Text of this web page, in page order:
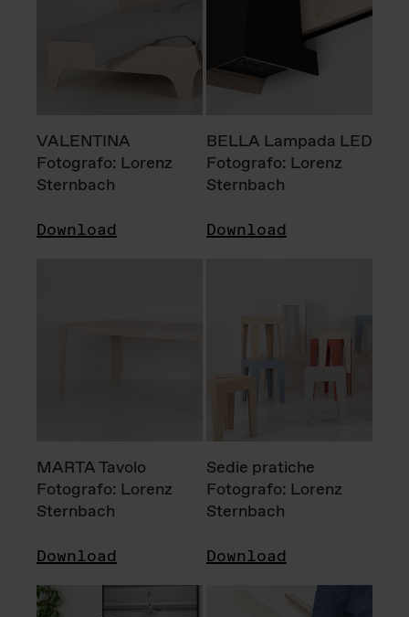
VALENTINA
Fotografo: Lorenz
Sternbach
Download
BELLA Lampada LED
Fotografo: Lorenz
Sternbach
Download
MARTA Tavolo
Fotografo: Lorenz
Sternbach
Download
Sedie pratiche
Fotografo: Lorenz
Sternbach
Download